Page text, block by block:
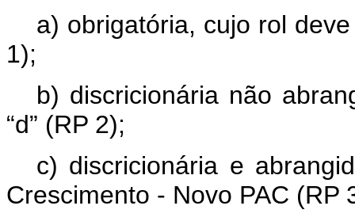
a) obrigatória, cujo rol
1);
b) discricionária não
“d” (RP 2);
c) discricionária e
Crescimento - Novo PAC (RP